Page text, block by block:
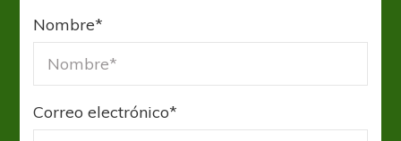
Nombre*
Correo electrónico*